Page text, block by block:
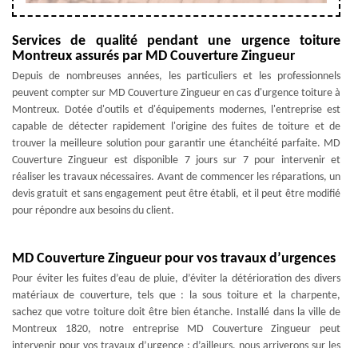
Services de qualité pendant une urgence toiture
Montreux assurés par MD Couverture Zingueur
Depuis de nombreuses années, les particuliers et les professionnels
peuvent compter sur MD Couverture Zingueur en cas d'urgence toiture à
Montreux. Dotée d'outils et d'équipements modernes, l'entreprise est
capable de détecter rapidement l'origine des fuites de toiture et de
trouver la meilleure solution pour garantir une étanchéité parfaite. MD
Couverture Zingueur est disponible 7 jours sur 7 pour intervenir et
réaliser les travaux nécessaires. Avant de commencer les réparations, un
devis gratuit et sans engagement peut être établi, et il peut être modifié
pour répondre aux besoins du client.
MD Couverture Zingueur pour vos travaux d’urgences
Pour éviter les fuites d’eau de pluie, d’éviter la détérioration des divers
matériaux de couverture, tels que : la sous toiture et la charpente,
sachez que votre toiture doit être bien étanche. Installé dans la ville de
Montreux 1820, notre entreprise MD Couverture Zingueur peut